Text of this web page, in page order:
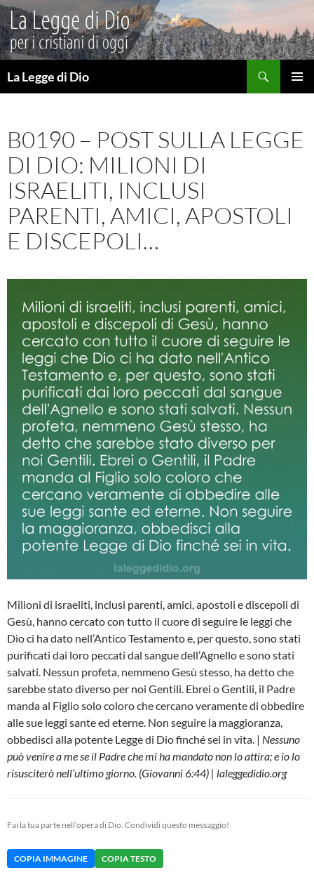
Vai
al
contenuto
La Legge di Dio
B0190 – POST SULLA LEGGE
DI DIO: MILIONI DI
ISRAELITI, INCLUSI
PARENTI, AMICI, APOSTOLI
E DISCEPOLI…
Milioni di israeliti, inclusi parenti, amici, apostoli e discepoli di
Gesù, hanno cercato con tutto il cuore di seguire le leggi che
Dio ci ha dato nell’Antico Testamento e, per questo, sono stati
purificati dai loro peccati dal sangue dell’Agnello e sono stati
salvati. Nessun profeta, nemmeno Gesù stesso, ha detto che
sarebbe stato diverso per noi Gentili. Ebrei o Gentili, il Padre
manda al Figlio solo coloro che cercano veramente di obbedire
alle sue leggi sante ed eterne. Non seguire la maggioranza,
obbedisci alla potente Legge di Dio finché sei in vita. | Nessuno
può venire a me se il Padre che mi ha mandato non lo attira; e io lo
risusciterò nell’ultimo giorno. (Giovanni 6:44) | laleggedidio.org
Fai la tua parte nell’opera di Dio. Condividi questo messaggio!
COPIA IMMAGINE COPIA TESTO